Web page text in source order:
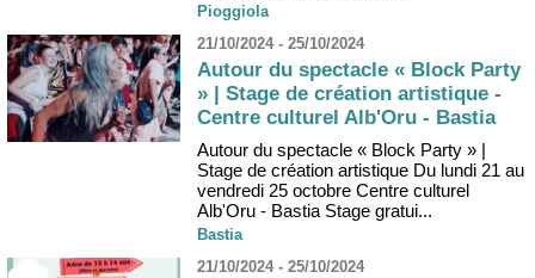
Pioggiola
21/10/2024 - 25/10/2024
Autour du spectacle « Block Party
» | Stage de création artistique -
Centre culturel Alb'Oru - Bastia
Autour du spectacle « Block Party » |
Stage de création artistique Du lundi 21 au
vendredi 25 octobre Centre culturel
Alb'Oru - Bastia Stage gratui...
Bastia
21/10/2024 - 25/10/2024